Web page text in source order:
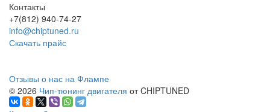
Контакты
+7(812) 940-74-27
info@chiptuned.ru
Скачать прайс
Отзывы о нас на Флампе
© 2026 Чип-тюнинг двигателя от CHIPTUNED